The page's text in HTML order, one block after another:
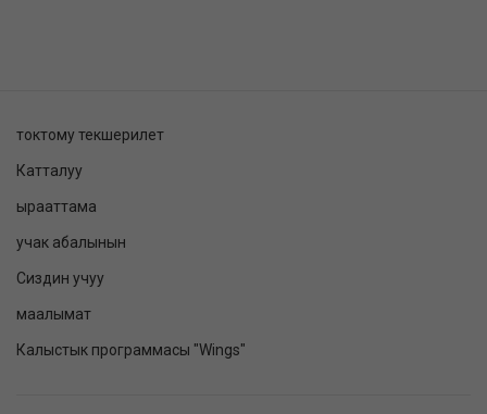
токтому текшерилет
Катталуу
ырааттама
учак абалынын
Сиздин учуу
маалымат
Калыстык программасы "Wings"